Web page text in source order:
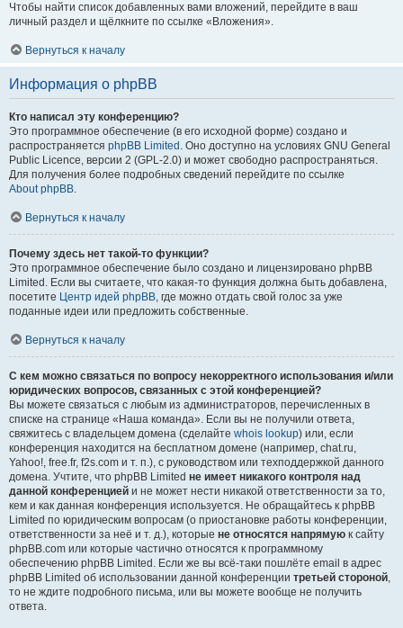
Чтобы найти список добавленных вами вложений, перейдите в ваш
личный раздел и щёлкните по ссылке «Вложения».
Вернуться к началу
Информация о phpBB
Кто написал эту конференцию?
Это программное обеспечение (в его исходной форме) создано и
распространяется phpBB Limited . Оно доступно на условиях GNU General
Public Licence, версии 2 (GPL-2.0) и может свободно распространяться.
Для получения более подробных сведений перейдите по ссылке
About phpBB.
Вернуться к началу
Почему здесь нет такой-то функции?
Это программное обеспечение было создано и лицензировано phpBB
Limited. Если вы считаете, что какая-то функция должна быть добавлена,
посетите Центр идей phpBB, где можно отдать свой голос за уже
поданные идеи или предложить собственные.
Вернуться к началу
С кем можно связаться по вопросу некорректного использования и/или
юридических вопросов, связанных с этой конференцией?
Вы можете связаться с любым из администраторов, перечисленных в
списке на странице «Наша команда». Если вы не получили ответа,
свяжитесь с владельцем домена (сделайте whois lookup) или, если
конференция находится на бесплатном домене (например, chat.ru,
Yahoo!, free.fr, f2s.com и т. п.), с руководством или техподдержкой данного
домена. Учтите, что phpBB Limited не имеет никакого контроля над
данной конференцией и не может нести никакой ответственности за то,
кем и как данная конференция используется. Не обращайтесь к phpBB
Limited по юридическим вопросам (о приостановке работы конференции,
ответственности за неё и т. д.), которые не относятся напрямую к сайту
phpBB.com или которые частично относятся к программному
обеспечению phpBB Limited. Если же вы всё-таки пошлёте email в адрес
phpBB Limited об использовании данной конференции третьей стороной,
то не ждите подробного письма, или вы можете вообще не получить
ответа.